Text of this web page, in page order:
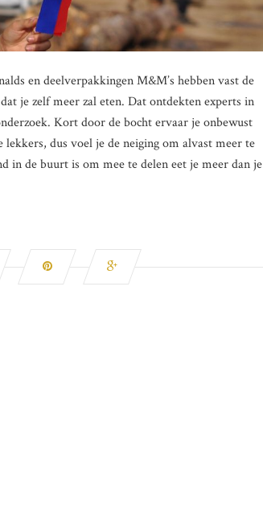
en deelverpakkingen M&M’s hebben vast de
je zelf meer zal eten. Dat ontdekten experts in
Kort door de bocht ervaar je onbewust
dus voel je de neiging om alvast meer te
in de buurt is om mee te delen eet je meer dan je